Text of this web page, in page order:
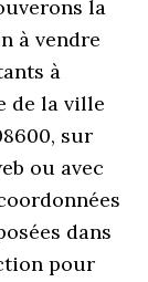
la
à vendre
à
de la ville
sur
ou avec
dans
pour